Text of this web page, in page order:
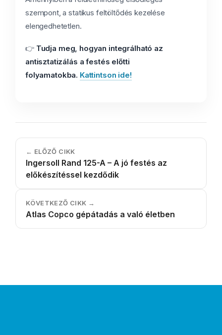
szempont, a statikus feltöltődés kezelése
elengedhetetlen.
👉 Tudja meg, hogyan integrálható az
antisztatizálás a festés előtti
folyamatokba. Kattintson ide!
← ELŐZŐ CIKK
Ingersoll Rand 125-A – A jó festés az
előkészítéssel kezdődik
KÖVETKEZŐ CIKK →
Atlas Copco gépátadás a való életben